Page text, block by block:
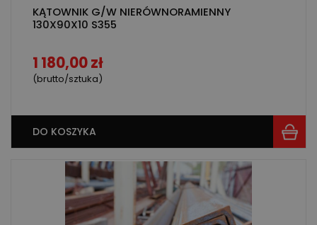
KĄTOWNIK G/W NIERÓWNORAMIENNY
130X90X10 S355
1 180,00 zł
(brutto/sztuka)
DO KOSZYKA